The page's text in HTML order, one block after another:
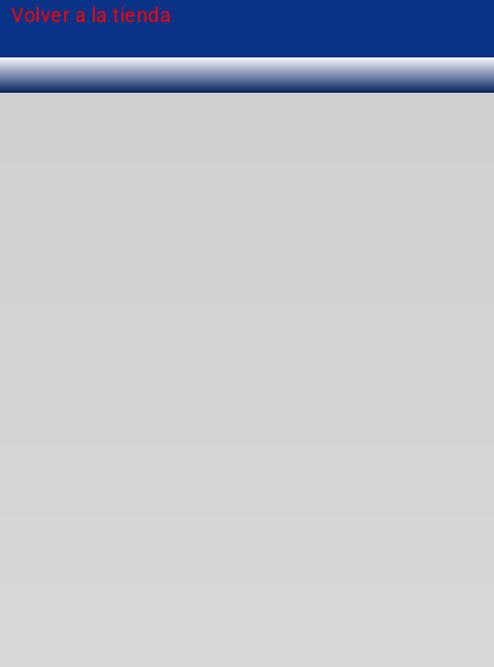
Volver a la tienda